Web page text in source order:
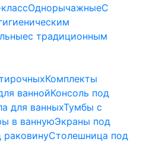
ОднорычажныеС
с традиционным
Комплекты
ваннойКонсоль под
для ванныхТумбы с
в ваннуюЭкраны под
Столешница под